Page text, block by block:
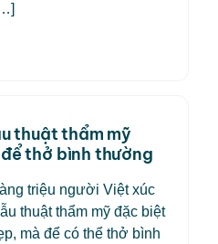
thuật thẩm mỹ
thở bình thường
triệu người Việt xúc
thuật thẩm mỹ đặc biệt
mà để có thể thở bình